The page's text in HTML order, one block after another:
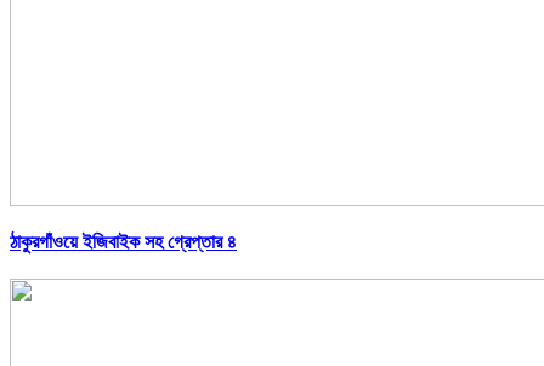
ঠাকুরগাঁওয়ে ইজিবাইক সহ গ্রেপ্তার ৪